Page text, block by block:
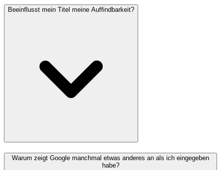
Beeinflusst mein Titel meine Auffindbarkeit?
Warum zeigt Google manchmal etwas anderes an als ich eingegeben
habe?